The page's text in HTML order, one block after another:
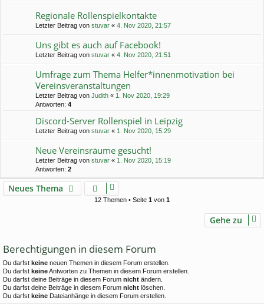
Regionale Rollenspielkontakte
Letzter Beitrag von stuvar « 4. Nov 2020, 21:57
Uns gibt es auch auf Facebook!
Letzter Beitrag von stuvar « 4. Nov 2020, 21:51
Umfrage zum Thema Helfer*innenmotivation bei
Vereinsveranstaltungen
Letzter Beitrag von Judith « 1. Nov 2020, 19:29
Antworten: 4
Discord-Server Rollenspiel in Leipzig
Letzter Beitrag von stuvar « 1. Nov 2020, 15:29
Neue Vereinsräume gesucht!
Letzter Beitrag von stuvar « 1. Nov 2020, 15:19
Antworten: 2
Neues Thema
12 Themen • Seite 1 von 1
Gehe zu
Berechtigungen in diesem Forum
Du darfst keine neuen Themen in diesem Forum erstellen.
Du darfst keineAntworten zu Themen in diesem Forum erstellen.
Du darfst deine Beiträge in diesem Forum nicht ändern.
Du darfst deine Beiträge in diesem Forum nicht löschen.
Du darfst keine Dateianhänge in diesem Forum erstellen.